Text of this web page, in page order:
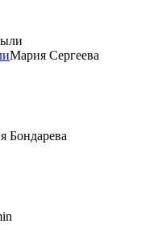
Мария Сергеева
Бондарева